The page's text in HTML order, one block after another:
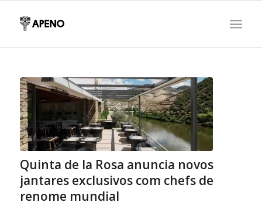
Quinta de la Rosa anuncia novos
jantares exclusivos com chefs de
renome mundial